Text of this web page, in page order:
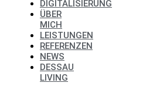
DIGITALISIERUNG
ÜBER
MICH
LEISTUNGEN
REFERENZEN
NEWS
DESSAU
LIVING